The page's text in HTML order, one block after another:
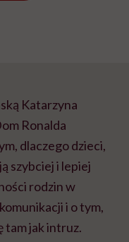
Katarzyna
Ronalda
dlaczego dzieci,
szybciej i lepiej
rodzin w
i o tym,
tam jak intruz.